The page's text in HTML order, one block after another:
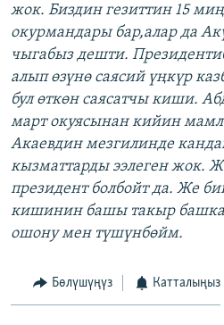
жок. Биздин гезиттин 15
окурмандары бар,алар да
чыгабыз дешти.
алып өзүнө саясий үңкүр
бул өткөн саясатчы киши.
март окуясынан кийин
Акаевдин мезгилинде
кызматтарды ээлеген жок.
президент болбойт да. Же
кишинин башы такыр башка
ошону мен түшүнбөйм.
Бөлүшүңүз Катталыңыз